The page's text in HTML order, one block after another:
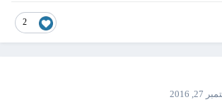
2
2016